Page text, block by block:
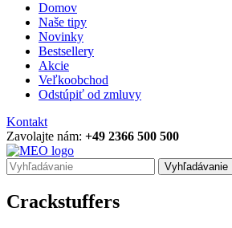
Domov
Naše tipy
Novinky
Bestsellery
Akcie
Veľkoobchod
Odstúpiť od zmluvy
Kontakt
Zavolajte nám: +49 2366 500 500
Vyhľadávanie
Crackstuffers